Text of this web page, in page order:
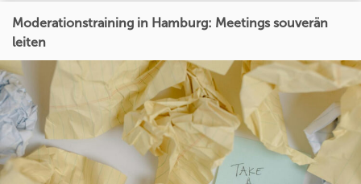
Moderationstraining in Hamburg: Meetings souverän
leiten